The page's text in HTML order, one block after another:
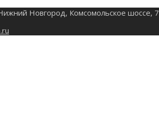
Новгород, Комсомольское шоссе, 7